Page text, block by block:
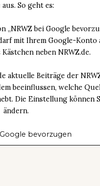
So geht es:
„NRWZ bei Google
mit Ihrem Google-Konto
neben NRWZ.de.
aktuelle Beiträge der
beeinflussen, welche
Die Einstellung können
ändern.
bevorzugen